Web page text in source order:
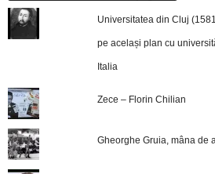
Universitatea din Cluj
pe același plan cu
Italia
Zece – Florin Chilian
Gheorghe Gruia, mâna de